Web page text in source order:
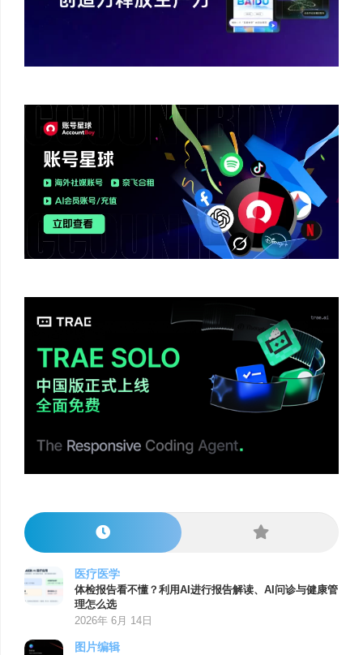
医疗医学
体检报告看不懂？利用AI进行报告解读、AI问诊与健康管
理怎么选
2026年 6月 14日
图片编辑